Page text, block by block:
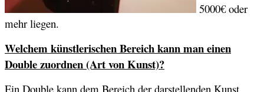
5000€ oder
mehr liegen.
Welchem künstlerischen Bereich kann man einen
Double zuordnen (Art von Kunst)?
Ein Double kann dem Bereich der darstellenden Kunst